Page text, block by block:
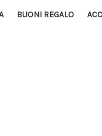
BUONI REGALO